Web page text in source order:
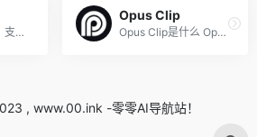
AI视频生成工具，支持多模态...
Opus Clip
Opus Clip是什么 Opus Clip是...
, www.00.ink -零零AI导航站！